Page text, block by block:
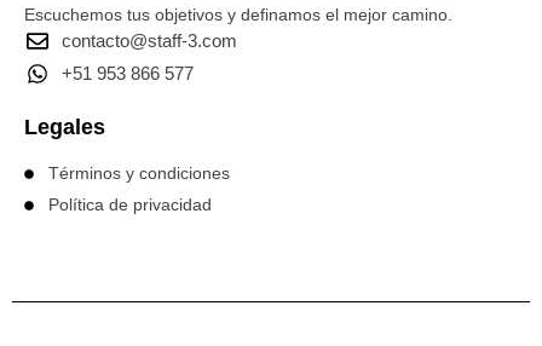
Escuchemos tus objetivos y definamos el mejor camino.
contacto@staff-3.com
+51 953 866 577
Legales
Términos y condiciones
Política de privacidad